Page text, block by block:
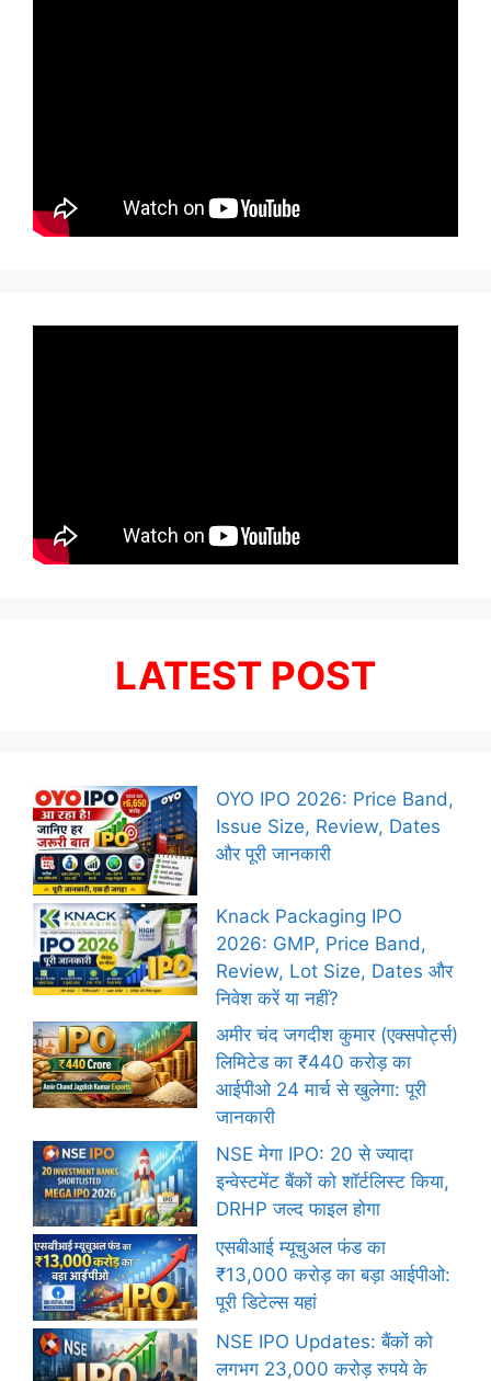
LATEST POST
OYO IPO 2026: Price Band,
Issue Size, Review, Dates
और पूरी जानकारी
Knack Packaging IPO
2026: GMP, Price Band,
Review, Lot Size, Dates और
निवेश करें या नहीं?
अमीर चंद जगदीश कुमार (एक्सपोर्ट्स)
लिमिटेड का ₹440 करोड़ का
आईपीओ 24 मार्च से खुलेगा: पूरी
जानकारी
NSE मेगा IPO: 20 से ज्यादा
इन्वेस्टमेंट बैंकों को शॉर्टलिस्ट किया,
DRHP जल्द फाइल होगा
एसबीआई म्यूचुअल फंड का
₹13,000 करोड़ का बड़ा आईपीओ:
पूरी डिटेल्स यहां
NSE IPO Updates: बैंकों को
लगभग 23,000 करोड़ रुपये के